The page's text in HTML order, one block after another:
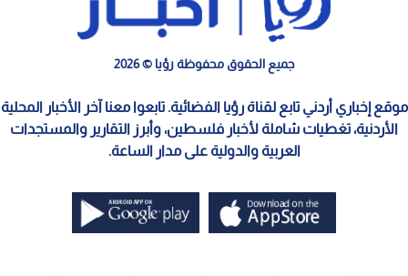
جميع الحقوق محفوظة رؤيا © 2026
موقع إخباري أردني تابع لقناة رؤيا الفضائية. تابعوا معنا آخر الأخبار المحلية
الأردنية، تغطيات شاملة لأخبار فلسطين، وأبرز التقارير والمستجدات
العربية والدولية على مدار الساعة.